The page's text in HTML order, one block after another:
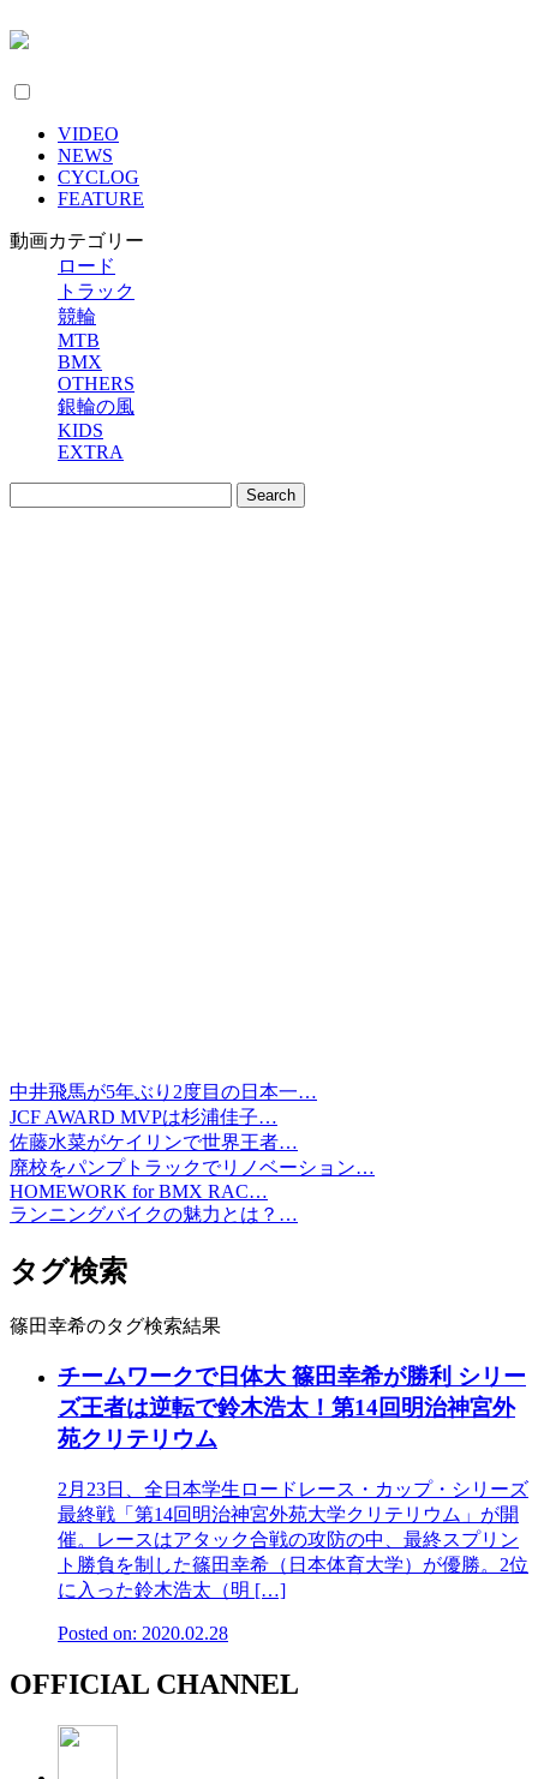
VIDEO
NEWS
CYCLOG
FEATURE
動画カテゴリー
ロード
トラック
競輪
MTB
BMX
OTHERS
銀輪の風
KIDS
EXTRA
中井飛馬が5年ぶり2度目の日本一…
JCF AWARD MVPは杉浦佳子…
佐藤水菜がケイリンで世界王者…
廃校をパンプトラックでリノベーション…
HOMEWORK for BMX RAC…
ランニングバイクの魅力とは？…
タグ検索
篠田幸希のタグ検索結果
チームワークで日体大 篠田幸希が勝利 シリー
ズ王者は逆転で鈴木浩太！第14回明治神宮外
苑クリテリウム
2月23日、全日本学生ロードレース・カップ・シリーズ
最終戦「第14回明治神宮外苑大学クリテリウム」が開
催。レースはアタック合戦の攻防の中、最終スプリン
ト勝負を制した篠田幸希（日本体育大学）が優勝。2位
に入った鈴木浩太（明 […]
Posted on: 2020.02.28
OFFICIAL CHANNEL